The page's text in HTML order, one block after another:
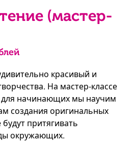
(мастер-
красивый и
На мастер-классе
начинающих мы научим
создания оригинальных
притягивать
окружающих.